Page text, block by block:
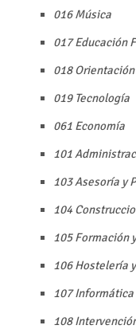
016 Música
017 Educación
018
019 Tecnología
061 Economía
101
103 Asesoría y
104
105 Formación
106 Hostelería
107 Informática
108